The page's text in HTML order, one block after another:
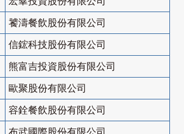
饕濤餐飲股份有限公司
信鋐科技股份有限公司
熊富吉投資股份有限公司
歐聚股份有限公司
容銓餐飲股份有限公司
布武國際股份有限公司